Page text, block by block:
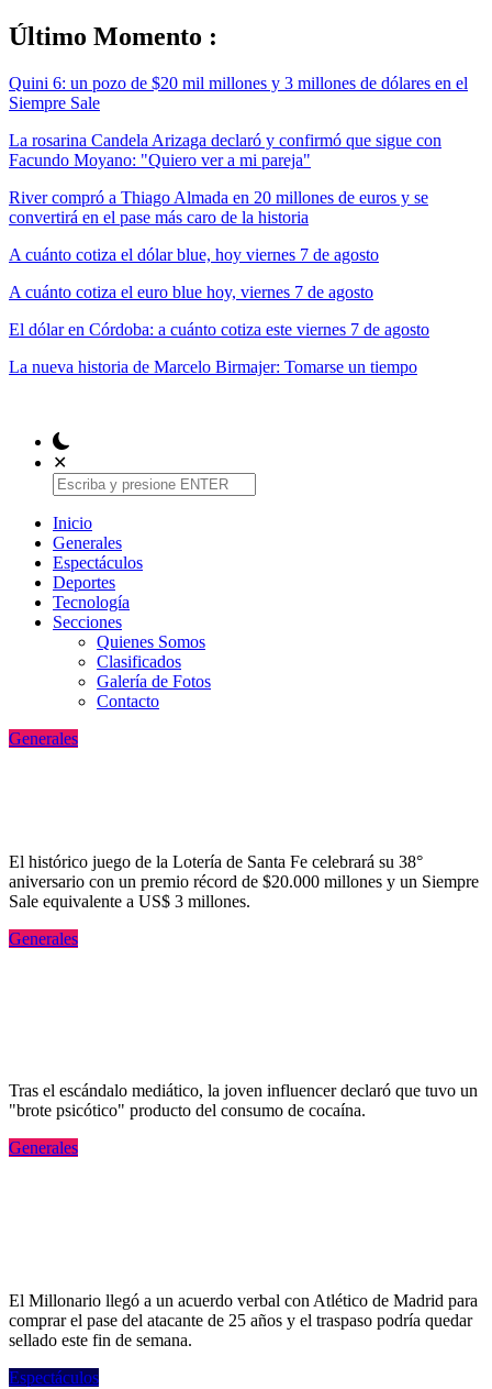
Último Momento :
Quini 6: un pozo de $20 mil millones y 3 millones de dólares en el
Siempre Sale
La rosarina Candela Arizaga declaró y confirmó que sigue con
Facundo Moyano: "Quiero ver a mi pareja"
River compró a Thiago Almada en 20 millones de euros y se
convertirá en el pase más caro de la historia
A cuánto cotiza el dólar blue, hoy viernes 7 de agosto
A cuánto cotiza el euro blue hoy, viernes 7 de agosto
El dólar en Córdoba: a cuánto cotiza este viernes 7 de agosto
La nueva historia de Marcelo Birmajer: Tomarse un tiempo
✕
Inicio
Generales
Espectáculos
Deportes
Tecnologí­a
Secciones
Quienes Somos
Clasificados
Galería de Fotos
Contacto
Generales
El histórico juego de la Lotería de Santa Fe celebrará su 38°
aniversario con un premio récord de $20.000 millones y un Siempre
Sale equivalente a US$ 3 millones.
Generales
Tras el escándalo mediático, la joven influencer declaró que tuvo un
"brote psicótico" producto del consumo de cocaína.
Generales
El Millonario llegó a un acuerdo verbal con Atlético de Madrid para
comprar el pase del atacante de 25 años y el traspaso podría quedar
sellado este fin de semana.
Espectáculos